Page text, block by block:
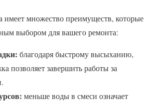
имеет множество преимуществ, которые
выбором для вашего ремонта:
благодаря быстрому высыханию,
позволяет завершить работы за
меньше воды в смеси означает